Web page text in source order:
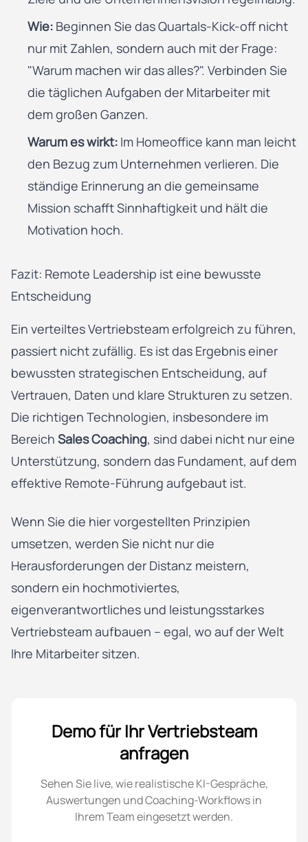
Wie: Beginnen Sie das Quartals-Kick-off nicht
nur mit Zahlen, sondern auch mit der Frage:
"Warum machen wir das alles?". Verbinden Sie
die täglichen Aufgaben der Mitarbeiter mit
dem großen Ganzen.
Warum es wirkt: Im Homeoffice kann man leicht
den Bezug zum Unternehmen verlieren. Die
ständige Erinnerung an die gemeinsame
Mission schafft Sinnhaftigkeit und hält die
Motivation hoch.
Fazit: Remote Leadership ist eine bewusste
Entscheidung
Ein verteiltes Vertriebsteam erfolgreich zu führen,
passiert nicht zufällig. Es ist das Ergebnis einer
bewussten strategischen Entscheidung, auf
Vertrauen, Daten und klare Strukturen zu setzen.
Die richtigen Technologien, insbesondere im
Bereich Sales Coaching, sind dabei nicht nur eine
Unterstützung, sondern das Fundament, auf dem
effektive Remote-Führung aufgebaut ist.
Wenn Sie die hier vorgestellten Prinzipien
umsetzen, werden Sie nicht nur die
Herausforderungen der Distanz meistern,
sondern ein hochmotiviertes,
eigenverantwortliches und leistungsstarkes
Vertriebsteam aufbauen – egal, wo auf der Welt
Ihre Mitarbeiter sitzen.
Demo für Ihr Vertriebsteam
anfragen
Sehen Sie live, wie realistische KI-Gespräche,
Auswertungen und Coaching-Workflows in
Ihrem Team eingesetzt werden.